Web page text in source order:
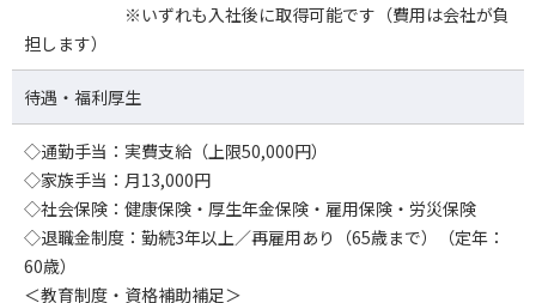
※いずれも入社後に取得可能です（費用は会社が負
担します）
待遇・福利厚生
◇通勤手当：実費支給（上限50,000円）
◇家族手当：月13,000円
◇社会保険：健康保険・厚生年金保険・雇用保険・労災保険
◇退職金制度：勤続3年以上／再雇用あり（65歳まで）（定年：
60歳）
＜教育制度・資格補助補足＞